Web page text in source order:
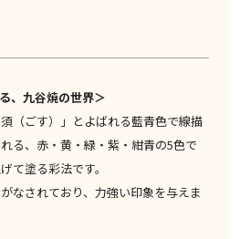
、九谷焼の世界＞
（ごす）」とよばれる藍青色で線描
る、赤・黄・緑・紫・紺青の5色で
て塗る彩法です。
なされており、力強い印象を与えま